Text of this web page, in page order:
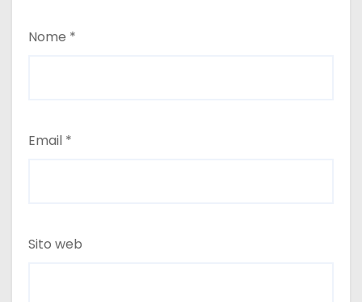
Nome *
Email *
Sito web